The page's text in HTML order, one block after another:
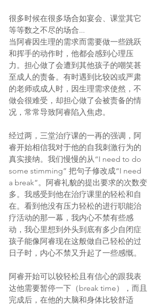
很多时候在很多场合如宴会、课堂其它
等等数之不尽的场合...
当阿睿因生理的需求而需要做一些跳跃
和挥手的动作时，他都会感到心理压
力。担心做了会遭到其他孩子的嘲笑甚
至成人的责备。有时遇到比较凶或严肃
的老师或成人时，因生理需求使然，不
做会很难受，却担心做了会被责备的情
况，常常导致阿睿陷入焦虑。
经过两，三堂治疗课的一再的强调，阿
睿开始相信我对于他的自我刺激行为的
真实接纳。我们慢慢的从“I need to do
some stimming” 把句子修改成“I need
a break”。阿睿礼貌的提出要求的次数变
多。我感受到他在治疗课里的轻松和自
在。看到他没有压力轻松的进行职能治
疗活动的那一幕，我内心不禁有些感
动，我心里想到外头到底有多少自闭症
孩子能像阿睿现在这般做自己轻松的过
日子时，内心不禁又升起了一些感慨。
阿睿开始可以较轻松且有信心的跟我表
达他需要暂停一下（break time），而且
完成后，在他的大脑和身体比较舒适